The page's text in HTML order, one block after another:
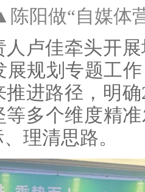
陈阳做“自媒体
佳牵头开展
展规划专题工
进路径，明
多个维度精
理清思路。